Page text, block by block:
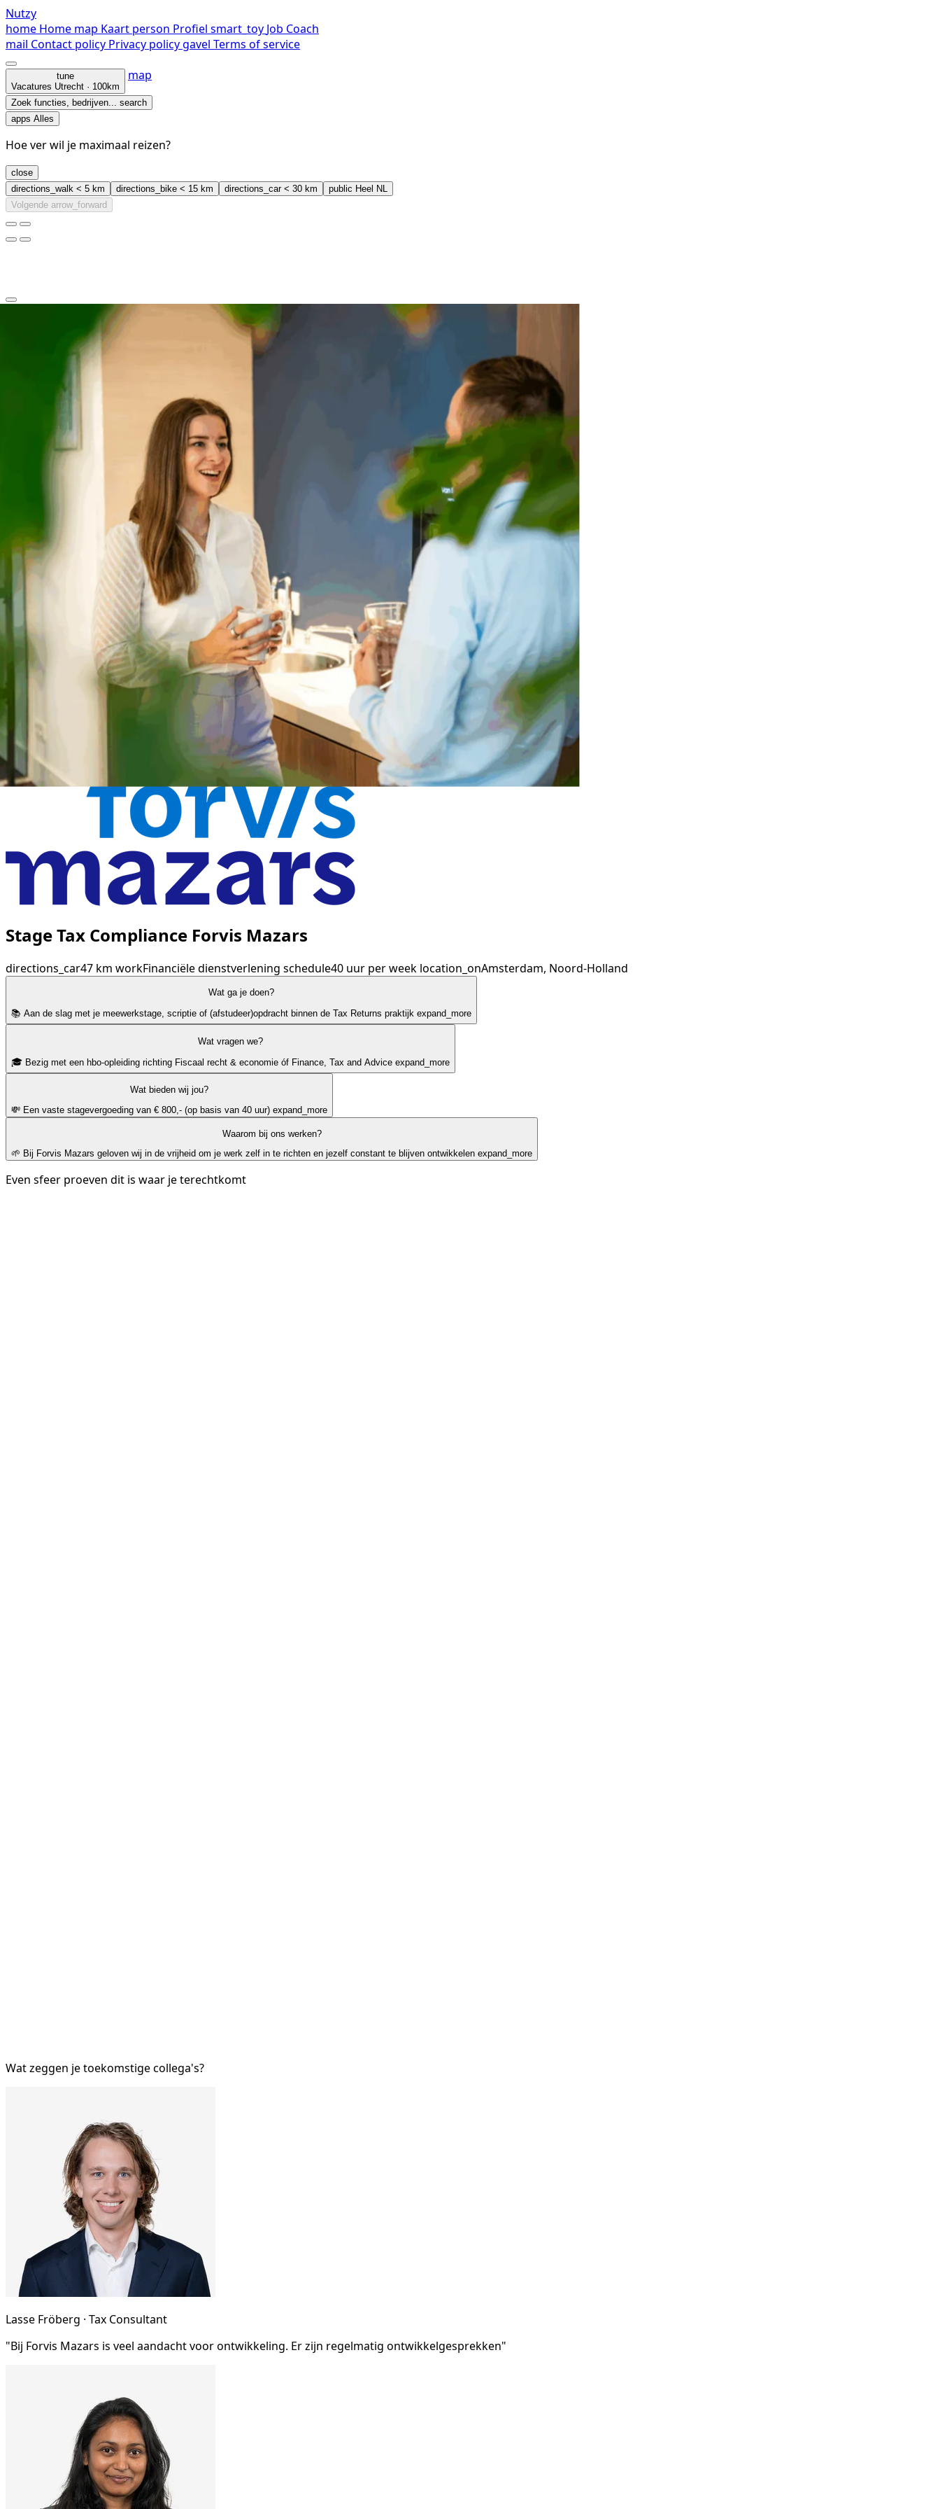
Nutzy
home Home map Kaart person Profiel smart_toy Job Coach
mail Contact policy Privacy policygavel Terms of service
tune
Vacatures Utrecht · 100km
map
Zoek functies, bedrijven... search
apps Alles
Hoe ver wil je maximaal reizen?
close
directions_walk < 5 km directions_bike < 15 km directions_car< 30 km public Heel NL
Volgende arrow_forward
arrow_back_ios_new
Stage Tax Compliance Forvis Mazars
directions_car47 km workFinanciële dienstverlening schedule40 uur per week location_onAmsterdam, Noord-Holland
Wat ga je doen?
📚 Aan de slag met je meewerkstage, scriptie of (afstudeer)opdracht binnen de Tax Returns praktijk expand_more
Wat vragen we?
🎓 Bezig met een hbo-opleiding richting Fiscaal recht & economie óf Finance, Tax and Advice expand_more
Wat bieden wij jou?
💸 Een vaste stagevergoeding van € 800,- (op basis van 40 uur) expand_more
Waarom bij ons werken?
🌱 Bij Forvis Mazars geloven wij in de vrijheid om je werk zelf in te richten en jezelf constant te blijven ontwikkelen expand_more
Even sfeer proeven dit is waar je terechtkomt
Wat zeggen je toekomstige collega's?
Lasse Fröberg · Tax Consultant
"Bij Forvis Mazars is veel aandacht voor ontwikkeling. Er zijn regelmatig ontwikkelgesprekken"